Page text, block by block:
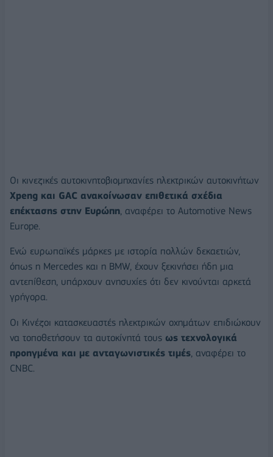
Οι κινεζικές αυτοκινητοβιομηχανίες ηλεκτρικών αυτοκινήτων
Xpeng και GAC ανακοίνωσαν επιθετικά σχέδια
επέκτασης στην Ευρώπη , αναφέρει το Automotive News
Europe.
Ενώ ευρωπαϊκές μάρκες με ιστορία πολλών δεκαετιών,
όπως η Mercedes και η BMW, έχουν ξεκινήσει ήδη μια
αντεπίθεση, υπάρχουν ανησυχίες ότι δεν κινούνται αρκετά
γρήγορα.
Οι Κινέζοι κατασκευαστές ηλεκτρικών οχημάτων επιδιώκουν
να τοποθετήσουν τα αυτοκίνητά τους ως τεχνολογικά
προηγμένα και με ανταγωνιστικές τιμές, αναφέρει το
CNBC.